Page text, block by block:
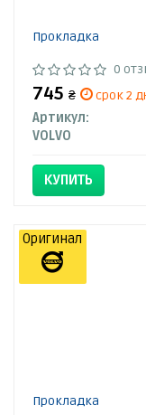
Прокладка
0
745 ₴
срок 2
Артикул:
VOLVO
КУПИТЬ
Прокладка
Оригинал